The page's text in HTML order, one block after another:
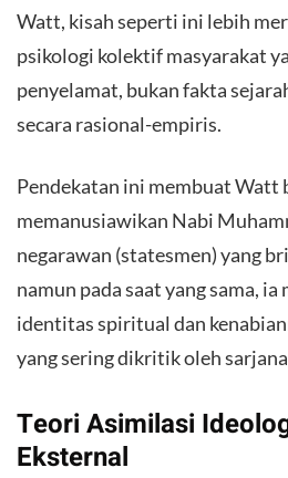
Watt, kisah seperti ini lebih
psikologi kolektif masyarakat
penyelamat, bukan fakta
secara rasional-empiris.
Pendekatan ini membuat Watt
memanusiawikan Nabi
negarawan (statesmen) yang
namun pada saat yang sama,
identitas spiritual dan
yang sering dikritik oleh
Teori Asimilasi
Eksternal